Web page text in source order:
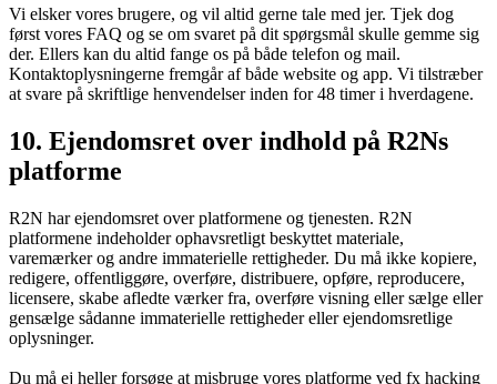
Vi elsker vores brugere, og vil altid gerne tale med jer. Tjek dog
først vores FAQ og se om svaret på dit spørgsmål skulle gemme sig
der. Ellers kan du altid fange os på både telefon og mail.
Kontaktoplysningerne fremgår af både website og app. Vi tilstræber
at svare på skriftlige henvendelser inden for 48 timer i hverdagene.
10. Ejendomsret over indhold på R2Ns
platforme
R2N har ejendomsret over platformene og tjenesten. R2N
platformene indeholder ophavsretligt beskyttet materiale,
varemærker og andre immaterielle rettigheder. Du må ikke kopiere,
redigere, offentliggøre, overføre, distribuere, opføre, reproducere,
licensere, skabe afledte værker fra, overføre visning eller sælge eller
gensælge sådanne immaterielle rettigheder eller ejendomsretlige
oplysninger.
Du må ej heller forsøge at misbruge vores platforme ved fx hacking